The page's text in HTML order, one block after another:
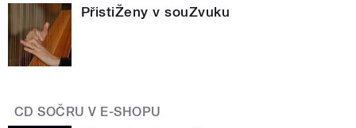
PřistiŽeny v souZvuku
CD SOČRU V E-SHOPU